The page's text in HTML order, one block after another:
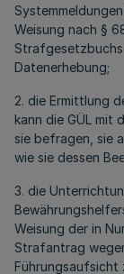
Weisung nach §
Datenerhebung;
2. die Ermittlung
kann die GÜL mit
sie befragen, sie
wie sie dessen
3. die
Weisung der in
Strafantrag
Führungsaufsicht